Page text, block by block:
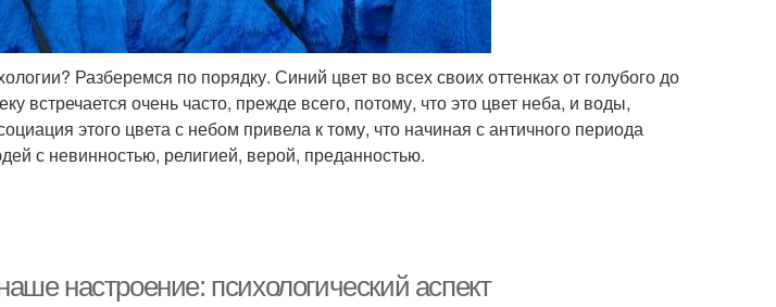
Разберемся по порядку. Синий цвет во всех своих оттенках от голубого до
встречается очень часто, прежде всего, потому, что это цвет неба, и воды,
этого цвета с небом привела к тому, что начиная с античного периода
с невинностью, религией, верой, преданностью.
настроение: психологический аспект